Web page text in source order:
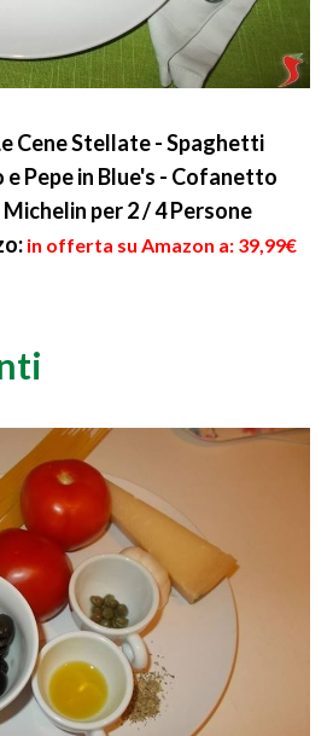
Cene Stellate - Spaghetti
e Pepe in Blue's - Cofanetto
Michelin per 2 / 4 Persone
in offerta su Amazon a: 39,99€